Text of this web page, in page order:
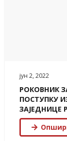
јун 2, 2022
РОКОВНИК
ПОСТУПКУ
ЗАЈЕДНИЦЕ